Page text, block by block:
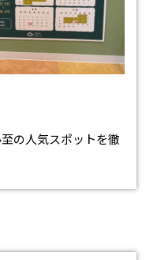
の人気スポットを徹